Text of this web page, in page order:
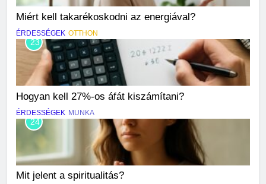
Miért kell takarékoskodni az energiával?
ÉRDESSÉGEK OTTHON
23
Hogyan kell 27%-os áfát kiszámítani?
ÉRDESSÉGEK MUNKA
24
Mit jelent a spiritualitás?